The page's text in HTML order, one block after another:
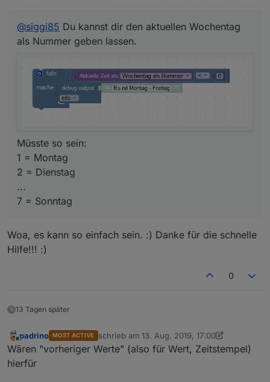
Müsste so sein:
1 = Montag
2 = Dienstag
7 = Sonntag
@siggi85 Du kannst dir den aktuellen Wochentag
als Nummer geben lassen.
Müsste so sein:
1 = Montag
2 = Dienstag
...
7 = Sonntag
Woa, es kann so einfach sein. :) Danke für die schnelle
Hilfe!!! :)
0
13 Tagen später
Online
padrino MOST ACTIVE schrieb am 13. Aug. 2019, 17:00
zuletzt editiert von padrino
Wären "vorheriger Werte" (also für Wert, Zeitstempel)
hierfür